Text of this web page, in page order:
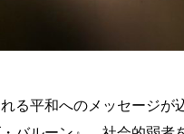
る平和へのメッセージ